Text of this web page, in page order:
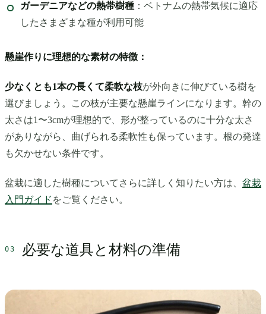
ガーデニアなどの熱帯樹種 ：ベトナムの熱帯気候に適応
したさまざまな種が利用可能
懸崖作りに理想的な素材の特徴：
少なくとも1本の長くて柔軟な枝が外向きに伸びている樹を
選びましょう。この枝が主要な懸崖ラインになります。幹の
太さは1〜3cmが理想的で、形が整っているのに十分な太さ
がありながら、曲げられる柔軟性も保っています。根の発達
も欠かせない条件です。
盆栽に適した樹種についてさらに詳しく知りたい方は、 盆栽
入門ガイド をご覧ください。
必要な道具と材料の準備